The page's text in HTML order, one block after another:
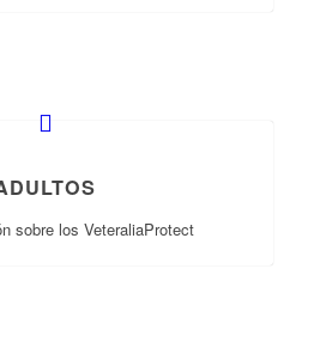
sobre los VeteraliaProtect